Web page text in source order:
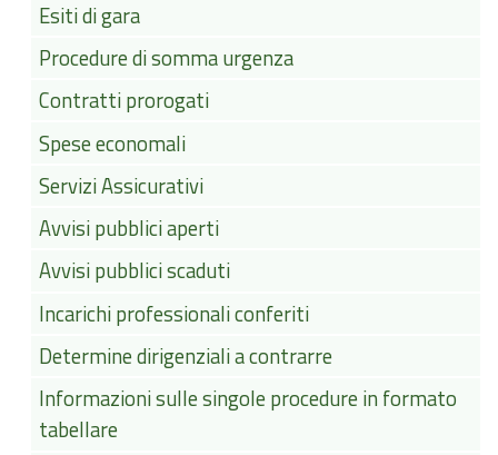
Esiti di gara
Procedure di somma urgenza
Contratti prorogati
Spese economali
Servizi Assicurativi
Avvisi pubblici aperti
Avvisi pubblici scaduti
Incarichi professionali conferiti
Determine dirigenziali a contrarre
Informazioni sulle singole procedure in formato
tabellare